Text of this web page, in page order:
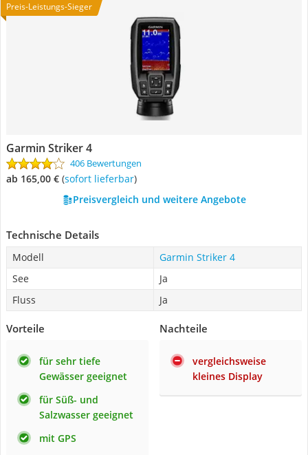
Preis-Leistungs-Sieger
Garmin Striker 4
406 Bewertungen
ab 165,00 € ( Sofort lieferbar)
Preisvergleich und weitere Angebote
Technische Details
Modell
Garmin Striker 4
See
Ja
Fluss
Ja
Vorteile
für sehr tiefe
Gewässer geeignet
für Süß- und
Salzwasser geeignet
mit GPS
Nachteile
vergleichsweise
kleines Display